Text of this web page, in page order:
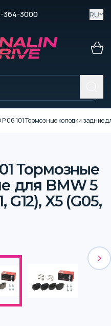
364-3000 RU
P 06 101 Тормозные колодки задние
Тормозные
для BMW 5
G12), X5 (G05,